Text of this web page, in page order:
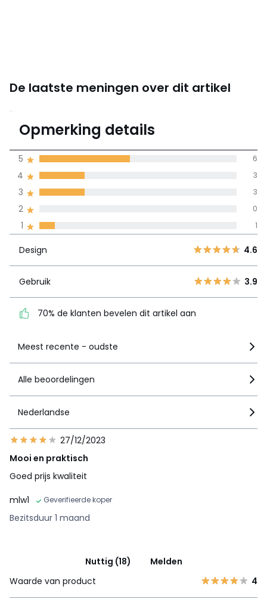
De laatste meningen over dit artikel
4
gemiddelde bereikt
door alle landen
100% gecertificeerde beoordelingen,
1
2 0
3
4 3
3.9
70% de klanten bevelen
Zie details van de nota
Opmerking details
1 1
2 0
3 3
4 3
5 6
Design 4.6
Gebruik 3.9
70% de klanten bevelen dit artikel aan
Meest recente - oudste
Alle beoordelingen
Nederlandse
27/12/2023
Mooi en praktisch
Goed prijs kwaliteit
mlw1
Geverifieerde koper
Bezitsduur 1 maand
Nuttig (18)
Melden
Waarde van product
4